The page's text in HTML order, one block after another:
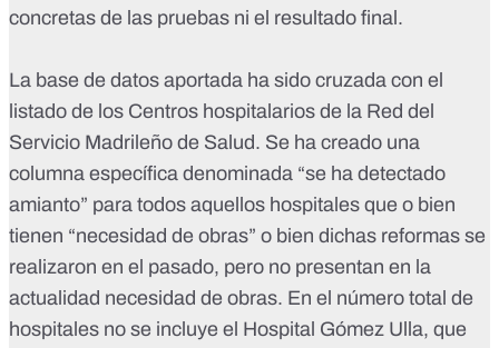
concretas de las pruebas ni el resultado final.
La base de datos aportada ha sido cruzada con el
listado de los Centros hospitalarios de la Red del
Servicio Madrileño de Salud. Se ha creado una
columna específica denominada “se ha detectado
amianto” para todos aquellos hospitales que o bien
tienen “necesidad de obras” o bien dichas reformas se
realizaron en el pasado, pero no presentan en la
actualidad necesidad de obras. En el número total de
hospitales no se incluye el Hospital Gómez Ulla, que